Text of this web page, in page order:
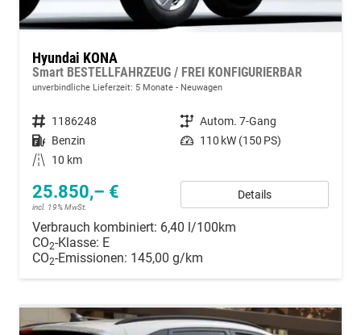
Hyundai KONA
Smart BESTELLFAHRZEUG / FREI KONFIGURIERBAR
unverbindliche Lieferzeit: 5 Monate Neuwagen
Fahrzeugnummer 1186248 Getriebe Autom. 7-Gang
Kraftstoff Benzin Leistung 110 kW (150 PS)
Kilometerstand
10 km
25.850,– €
incl. 19% MwSt.
Details
Verbrauch kombiniert: 6,40 l/100km
CO2-Klasse: E
CO2-Emissionen: 145,00 g/km